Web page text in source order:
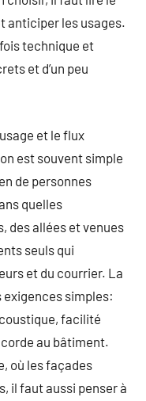
anticiper les usages.
technique et
et d’un peu
et le flux
est souvent simple
de personnes
quelles
des allées et venues
seuls qui
et du courrier. La
exigences simples:
facilité
au bâtiment.
où les façades
il faut aussi penser à